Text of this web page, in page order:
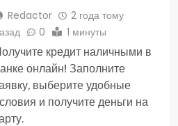
Redactor
2 года тому
0 1 минуты
кредит наличными в
онлайн! Заполните
выберите удобные
и получите деньги на